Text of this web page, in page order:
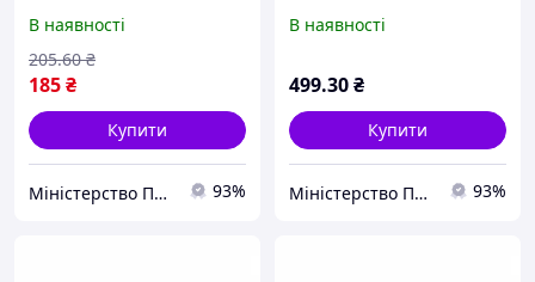
В наявності
185₴
205.60 ₴
Купити
Міністерство Посуду 93%
В наявності
499.30₴
Купити
Міністерство Посуду 93%